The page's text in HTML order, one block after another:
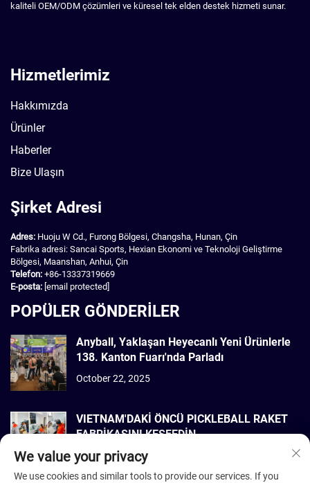
kaliteli OEM/ODM çözümleri ve küresel tek elden destek hizmeti sunar.
Hizmetlerimiz
Hakkımızda
Ürünler
Haberler
Bize Ulaşın
Şirket Adresi
Adres: Huoju W Cd., Furong Bölgesi, Changsha, Hunan, Çin
Fabrika adresi: Sancai Sports, Hexian Ekonomi ve Teknoloji Geliştirme
Bölgesi, Maanshan, Anhui, Çin
Telefon: +86-13337319669
E-posta: [email protected]
POPÜLER GÖNDERİLER
Anyball, Yaklaşan Heyecanlı Yeni Ürünlerle
138. Kanton Fuarı'nda Parladı
October 22, 2025
VIETNAM'DAKİ ÖNCÜ PICKLEBALL RAKET
FABRİKASINI KEŞFEDİN
September 22, 2025
We value your privacy
We use cookies and similar tools to provide our services. If you